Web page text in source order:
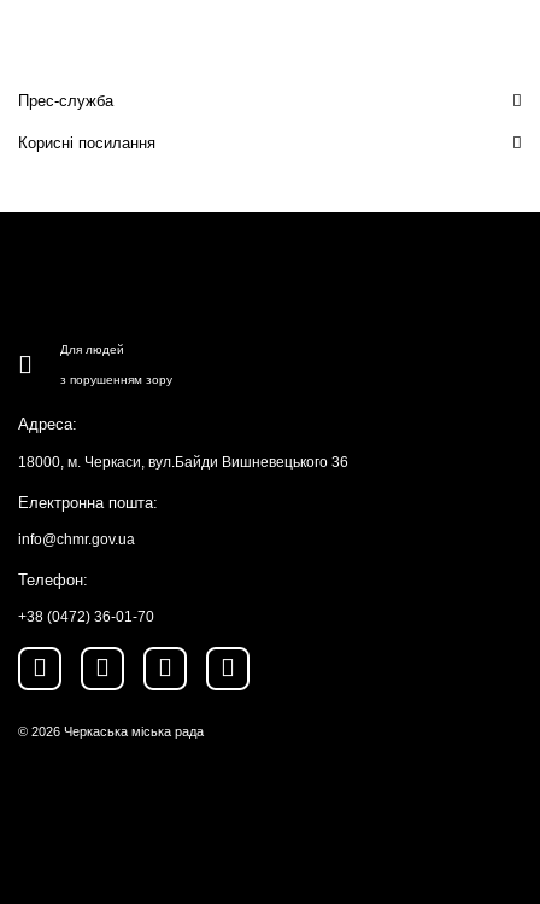
Прес-служба
Корисні посилання
Для людей
з порушенням зору
Адреса:
18000, м. Черкаси, вул.Байди Вишневецького 36
Електронна пошта:
info@chmr.gov.ua
Телефон:
+38 (0472) 36-01-70
© 2026 Черкаська міська рада